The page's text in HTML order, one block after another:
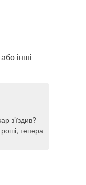
інші
з’їздив?
тепера